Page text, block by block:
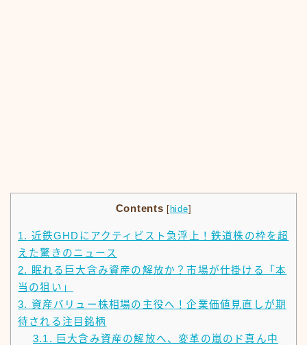
Contents [ hide]
1. 近鉄GHDにアクティビスト急浮上！鉄道株の枠を超
えた驚きのニュース
2.
眠れる巨大含み資産の解放か？市場が仕掛ける「本
当の狙い」
3. 資産バリュー株相場の主役へ！企業価値見直しが期
待される注目銘柄
3.1.
巨大含み資産の解放へ、変革の嵐のド真ん中